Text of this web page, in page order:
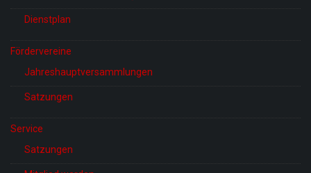
Dienstplan
Fördervereine
Jahreshauptversammlungen
Satzungen
Service
Satzungen